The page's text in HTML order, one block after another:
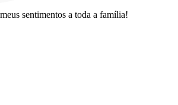
sentimentos a toda a família!